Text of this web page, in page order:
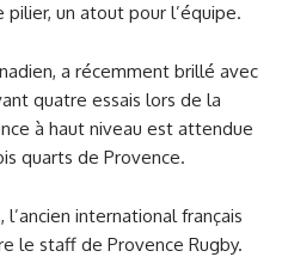
un atout pour l’équipe.
a récemment brillé avec
quatre essais lors de la
à haut niveau est attendue
quarts de Provence.
international français
le staff de Provence Rugby.